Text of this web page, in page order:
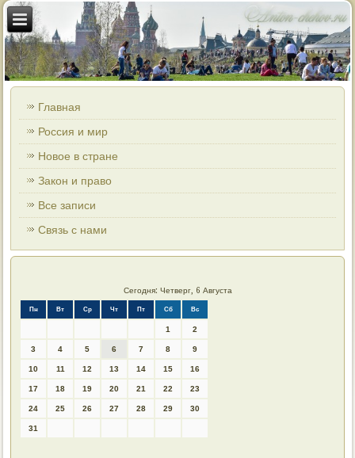
Главная
Россия и мир
Новое в стране
Закон и право
Все записи
Связь с нами
Сегодня: Четверг, 6 Августа
Пн Вт Ср Чт Пт Сб Вс
1 2
3 4 5 6 7 8 9
10 11 12 13 14 15 16
17 18 19 20 21 22 23
24 25 26 27 28 29 30
31